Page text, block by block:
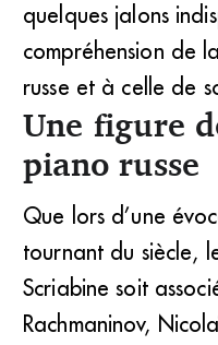
quelques jalons
compréhension de
russe et à celle de
Une figure
piano russe
Que lors d’une
tournant du siècle,
Scriabine soit
Rachmaninov,